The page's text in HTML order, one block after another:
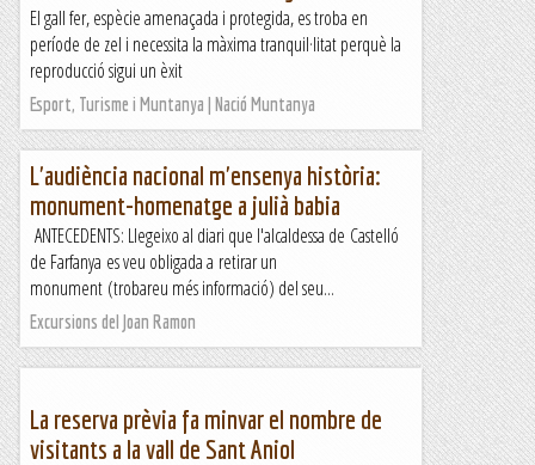
El gall fer, espècie amenaçada i protegida, es troba en
període de zel i necessita la màxima tranquil·litat perquè la
reproducció sigui un èxit
Esport, Turisme i Muntanya | Nació Muntanya
L'audiència nacional m'ensenya història:
monument-homenatge a julià babia
ANTECEDENTS: Llegeixo al diari que l'alcaldessa de Castelló
de Farfanya es veu obligada a retirar un
monument (trobareu més informació) del seu...
Excursions del Joan Ramon
La reserva prèvia fa minvar el nombre de
visitants a la vall de Sant Aniol